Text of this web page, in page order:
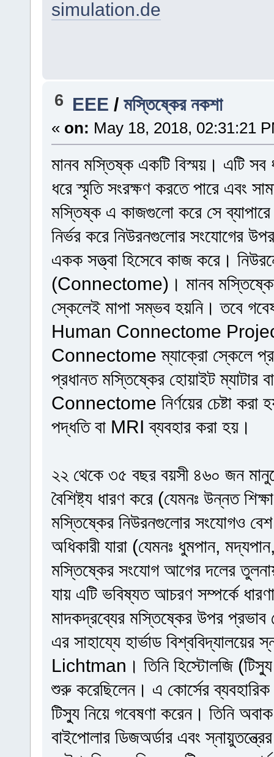
simulation.de
6 EEE /মস্তিষ্কের নকশা
« on: May 18, 2018, 02:31:21
মানব মস্তিষ্ক একটি বিস্ময়। এটি সব
ধরে স্মৃতি সংরক্ষণ করতে পারে এবং
মস্তিষ্ক এ কাজগুলো করে সে
নির্ভর করে নিউরনগুলোর সংযোগের
একক সত্ত্বা হিসেবে কাজ করে।
(Connectome)। মানব
স্কেলেই মাপা সম্ভব হয়নি। তবে
Human Connectome Project-
Connectome ম্যাক্রো স্কেলে
প্রধানত মস্তিষ্কের হোয়াইট ম্যাটার
Connectome নির্ণয়ের চেষ্টা করা
পদ্ধতি বা MRI ব্যবহার করা হয়।
২২ থেকে ৩৫ বছর বয়সী ৪৬০ জন
বৈশিষ্ট্য ধারণ করে (যেমনঃ উন্নত
মস্তিষ্কের নিউরনগুলোর সংযোগও
অধিকারী যারা (যেমনঃ ধুমপান,
মস্তিষ্কের সংযোগ আগের দলের
যায় এটি ভবিষ্যত আচরণ সম্পর্কে
মাদকদ্রব্যের মস্তিষ্কের উপর
এর সাহায্যে হার্ভাড বিশ্ববিদ্যালয়ের
Lichtman। তিনি হিস্টোলজি
শুরু করেছিলেন। এ কোর্সের
টিস্যু নিয়ে গবেষণা করেন। তিনি
বাইপোলার ডিজঅর্ডার এবং